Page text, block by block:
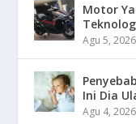
Motor
Agu 5, 2026
Ini Dia
Agu 4, 2026